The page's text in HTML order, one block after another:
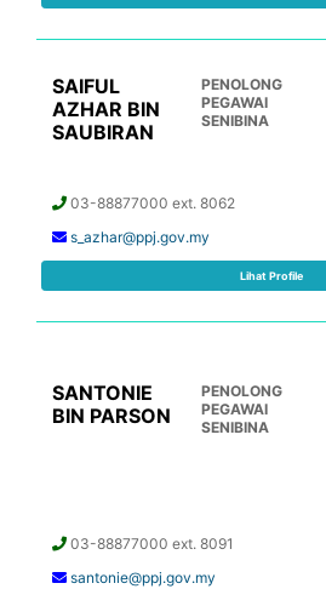
SAIFUL
AZHAR BIN
SAUBIRAN
PENOLONG
PEGAWAI
SENIBINA
03-88877000 ext. 8062
s_azhar@ppj.gov.my
Lihat Profile
SANTONIE
BIN PARSON
PENOLONG
PEGAWAI
SENIBINA
03-88877000 ext. 8091
santonie@ppj.gov.my